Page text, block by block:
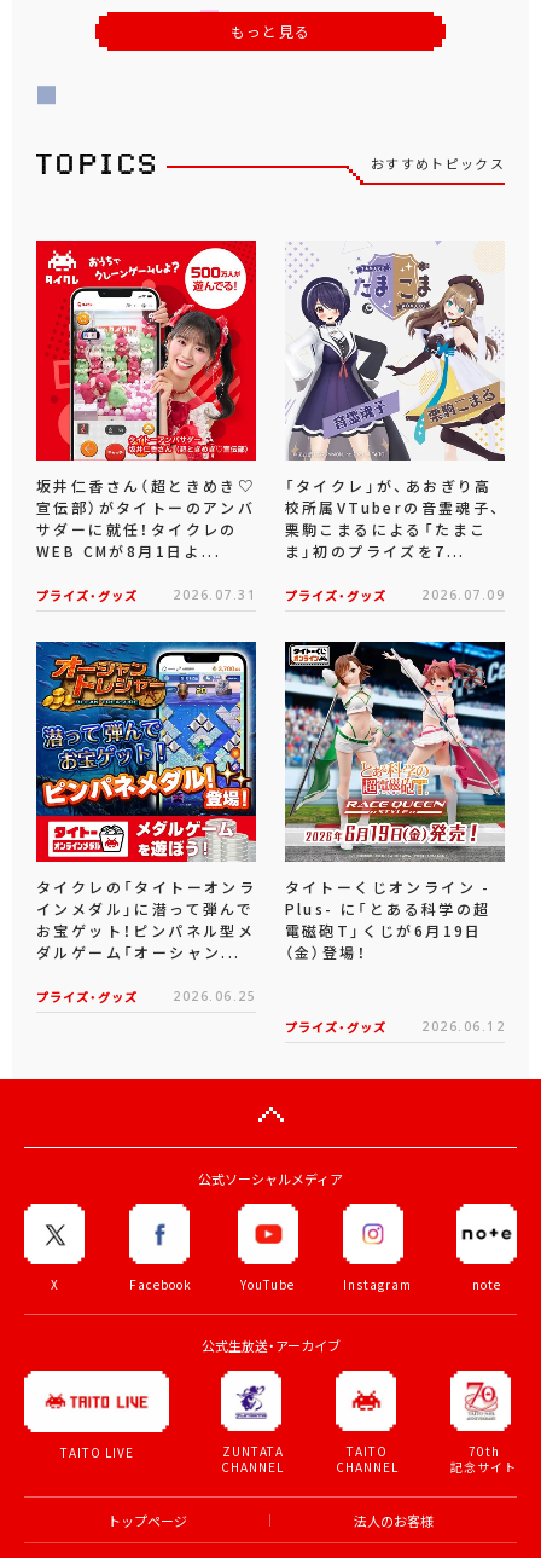
もっと見る
おすすめトピックス
坂井仁香さん（超ときめき♡
宣伝部）がタイトーのアンバ
サダーに就任！タイクレの
WEB CMが8月1日よ...
プライズ・グッズ 2026.07.31
「タイクレ」が、あおぎり高
校所属VTuberの音霊魂子、
栗駒こまるによる「たまこ
ま」初のプライズを7...
プライズ・グッズ 2026.07.09
タイクレの「タイトーオンラ
インメダル」に潜って弾んで
お宝ゲット！ピンパネル型メ
ダルゲーム「オーシャン...
プライズ・グッズ 2026.06.25
タイトーくじオンライン -
Plus- に「とある科学の超
電磁砲T」くじが6月19日
（金）登場！
プライズ・グッズ 2026.06.12
公式ソーシャルメディア
X Facebook YouTube Instagram note
公式生放送・アーカイブ
TAITO LIVE
ZUNTATA
CHANNEL
TAITO
CHANNEL
70th
記念サイト
トップページ 法人のお客様